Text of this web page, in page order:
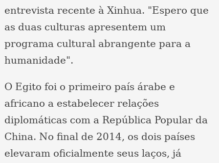
entrevista recente à Xinhua. "Espero que
as duas culturas apresentem um
programa cultural abrangente para a
humanidade".
O Egito foi o primeiro país árabe e
africano a estabelecer relações
diplomáticas com a República Popular da
China. No final de 2014, os dois países
elevaram oficialmente seus laços, já